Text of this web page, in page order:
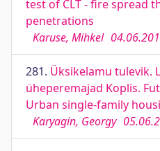
test of CLT - fire spread
penetrations
Karuse, Mihkel
281. Üksikelamu tulevik.
üheperemajad Koplis.
Urban single-family
Karyagin, Georgy